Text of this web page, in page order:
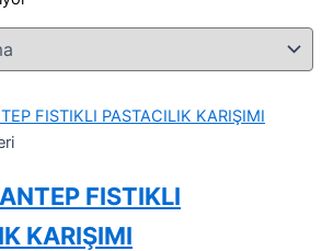
FISTIKLI
KARIŞIMI